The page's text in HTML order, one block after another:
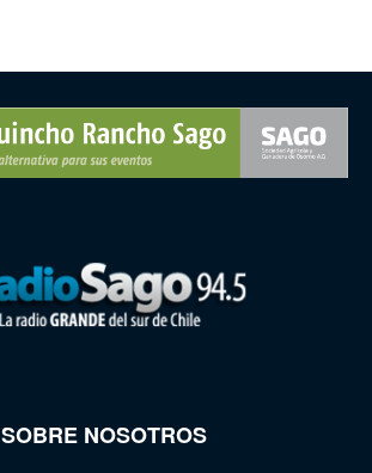
SOBRE NOSOTROS